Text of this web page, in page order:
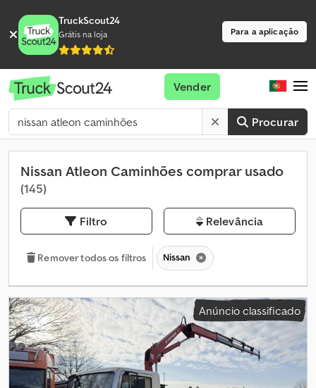
TruckScout24
Grátis na loja Para a aplicação
Procurar
Vender
Nissan Atleon Caminhões comprar usado
(145)
Filtro Relevância
Remover todos os filtros Nissan
Anúncio classificado